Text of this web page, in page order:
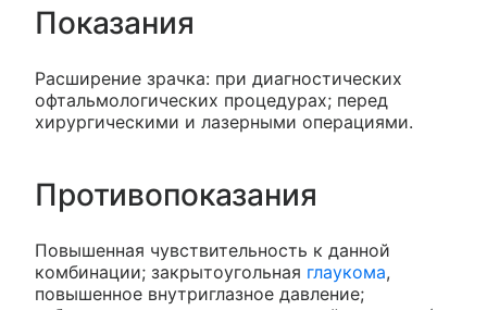
Показания
Расширение зрачка: при диагностических
офтальмологических процедурах; перед
хирургическими и лазерными операциями.
Противопоказания
Повышенная чувствительность к данной
комбинации; закрытоугольная глаукома,
повышенное внутриглазное давление;